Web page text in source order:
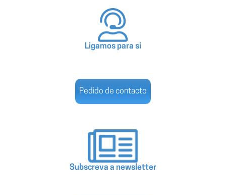
Ligamos para si
Pedido de contacto
Subscreva a newsletter